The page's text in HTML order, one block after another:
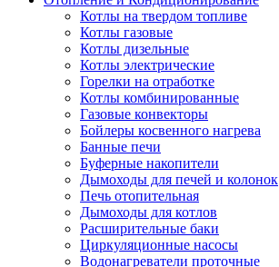
Котлы на твердом топливе
Котлы газовые
Котлы дизельные
Котлы электрические
Горелки на отработке
Котлы комбинированные
Газовые конвекторы
Бойлеры косвенного нагрева
Банные печи
Буферные накопители
Дымоходы для печей и колонок
Печь отопительная
Дымоходы для котлов
Расширительные баки
Циркуляционные насосы
Водонагреватели проточные